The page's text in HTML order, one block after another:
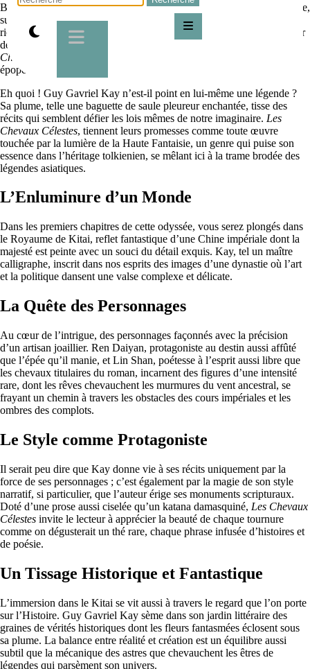
Bienvenue, chers enchanteurs et élégantes magiciennes de la littérature,
sur la contrée virtuelle où chaque parchemin dévoile des mondes à la
richesse inépuisable. En tant que Julien, farouche raconteur et créateur
de mondes fantastiques, je vous invite aujourd’hui à enfourcher les
Chevaux Célestes
épopée saisissante dans une Chine ancienne réimaginée.
Eh quoi ! Guy Gavriel Kay n’est-il point en lui-même une légende ?
Sa plume, telle une baguette de saule pleureur enchantée, tisse des
récits qui semblent défier les lois mêmes de notre imaginaire. Les
Chevaux Célestes, tiennent leurs promesses comme toute œuvre
touchée par la lumière de la Haute Fantaisie, un genre qui puise son
essence dans l’héritage tolkienien, se mêlant ici à la trame brodée des
légendes asiatiques.
L’Enluminure d’un Monde
Dans les premiers chapitres de cette odyssée, vous serez plongés dans
le Royaume de Kitai, reflet fantastique d’une Chine impériale dont la
majesté est peinte avec un souci du détail exquis. Kay, tel un maître
calligraphe, inscrit dans nos esprits des images d’une dynastie où l’art
et la politique dansent une valse complexe et délicate.
La Quête des Personnages
Au cœur de l’intrigue, des personnages façonnés avec la précision
d’un artisan joaillier. Ren Daiyan, protagoniste au destin aussi affûté
que l’épée qu’il manie, et Lin Shan, poétesse à l’esprit aussi libre que
les chevaux titulaires du roman, incarnent des figures d’une intensité
rare, dont les rêves chevauchent les murmures du vent ancestral, se
frayant un chemin à travers les obstacles des cours impériales et les
ombres des complots.
Le Style comme Protagoniste
Il serait peu dire que Kay donne vie à ses récits uniquement par la
force de ses personnages ; c’est également par la magie de son style
narratif, si particulier, que l’auteur érige ses monuments scripturaux.
Doté d’une prose aussi ciselée qu’un katana damasquiné, Les Chevaux
Célestes invite le lecteur à apprécier la beauté de chaque tournure
comme on dégusterait un thé rare, chaque phrase infusée d’histoires et
de poésie.
Un Tissage Historique et Fantastique
L’immersion dans le Kitai se vit aussi à travers le regard que l’on porte
sur l’Histoire. Guy Gavriel Kay sème dans son jardin littéraire des
graines de vérités historiques dont les fleurs fantasmées éclosent sous
sa plume. La balance entre réalité et création est un équilibre aussi
subtil que la mécanique des astres que chevauchent les êtres de
légendes qui parsèment son univers.